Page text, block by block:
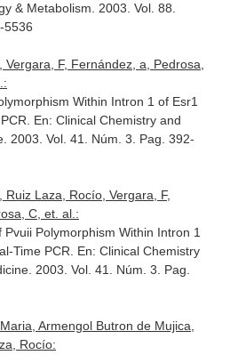
& Metabolism . 2003. Vol. 88.
5536
Vergara, F, Fernández, a, Pedrosa,
Within Intron 1 of Esr1
En: Clinical Chemistry and
. 2003. Vol. 41. Núm. 3. Pag. 392-
Ruiz Laza, Rocío, Vergara, F,
C, et. al.:
Polymorphism Within Intron 1
Time PCR. En: Clinical Chemistry
. 2003. Vol. 41. Núm. 3. Pag.
Armengol Butron de Mujica,
Rocío: